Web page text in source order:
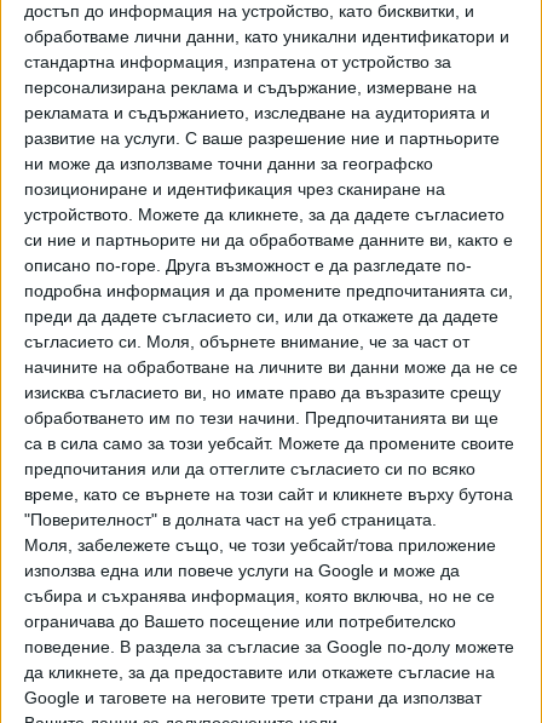
достъп до информация на устройство, като бисквитки, и
обработваме лични данни, като уникални идентификатори и
стандартна информация, изпратена от устройство за
персонализирана реклама и съдържание, измерване на
рекламата и съдържанието, изследване на аудиторията и
развитие на услуги. С ваше разрешение ние и партньорите
ни може да използваме точни данни за географско
позициониране и идентификация чрез сканиране на
устройството. Можете да кликнете, за да дадете съгласието
си ние и партньорите ни да обработваме данните ви, както е
описано по-горе. Друга възможност е да разгледате по-
подробна информация и да промените предпочитанията си,
преди да дадете съгласието си, или да откажете да дадете
съгласието си. Моля, обърнете внимание, че за част от
начините на обработване на личните ви данни може да не се
изисква съгласието ви, но имате право да възразите срещу
обработването им по тези начини. Предпочитанията ви ще
са в сила само за този уебсайт. Можете да промените своите
предпочитания или да оттеглите съгласието си по всяко
време, като се върнете на този сайт и кликнете върху бутона
"Поверителност" в долната част на уеб страницата.
Моля, забележете също, че този уебсайт/това приложение
използва една или повече услуги на Google и може да
събира и съхранява информация, която включва, но не се
ограничава до Вашето посещение или потребителско
поведение. В раздела за съгласие за Google по-долу можете
да кликнете, за да предоставите или откажете съгласие на
Google и таговете на неговите трети страни да използват
Хавайската Богородица заплака с фентанилови сълзи
Видео Разгледай всички
Двама кандидат-президенти се борят за любовта на
Радев
НАЙ-ЧЕТЕНИ